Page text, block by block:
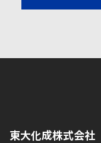
東大化成株式会社